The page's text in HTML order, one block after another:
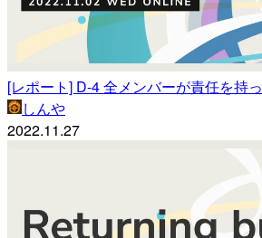
[レポート] D-4 全メンバーが責任を持
しんや
2022.11.27